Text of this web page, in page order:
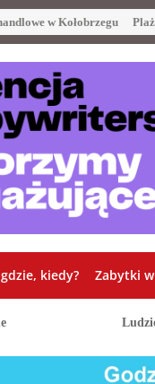
w Kołobrzegu
kiedy? Zabytki